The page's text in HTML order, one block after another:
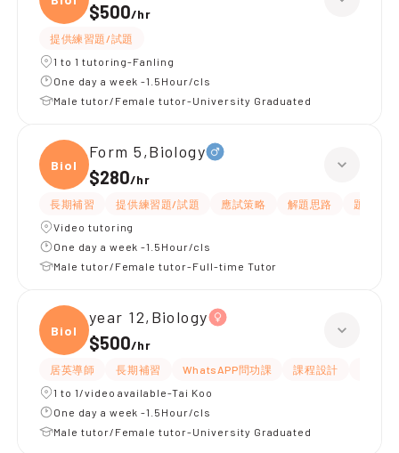
$500/hr
提供練習題/試題
1 to 1 tutoring-Fanling
One day a week -1.5Hour/cls
Male tutor/Female tutor-University Graduated
Biolo
Form 5,Biology
$280/hr
長期補習 提供練習題/試題 應試策略 解題思路
題目講解
Video tutoring
One day a week -1.5Hour/cls
Male tutor/Female tutor-Full-time Tutor
Biolo
year 12,Biology
$500/hr
居英導師 長期補習 WhatsAPP問功課 課程設計
1 to 1/video available-Tai Koo
One day a week -1.5Hour/cls
Male tutor/Female tutor-University Graduated